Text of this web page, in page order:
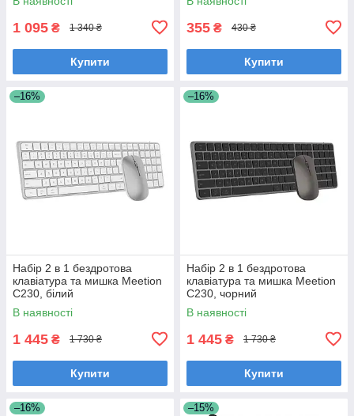
1 095 ₴ 1 340 ₴
Купити
355 ₴ 430 ₴
Купити
–16%
Набір 2 в 1 бездротова
клавіатура та мишка Meetion
C230, білий
В наявності
1 445 ₴ 1 730 ₴
Купити
–16%
Набір 2 в 1 бездротова
клавіатура та мишка Meetion
C230, чорний
В наявності
1 445 ₴ 1 730 ₴
Купити
–16% –15%